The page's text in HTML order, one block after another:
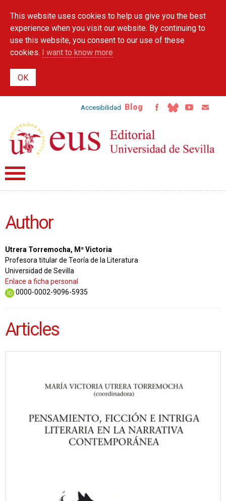
main
content
This website uses cookies to help us give you the best
experience when you visit our website. By continuing to
use this website, you consent to our use of these
cookies. I want to know more
Accesibilidad Blog
Author
Utrera Torremocha, Mª Victoria
Profesora titular de Teoría de la Literatura
Universidad de Sevilla
Enlace a ficha personal
0000-0002-9096-5935
Articles